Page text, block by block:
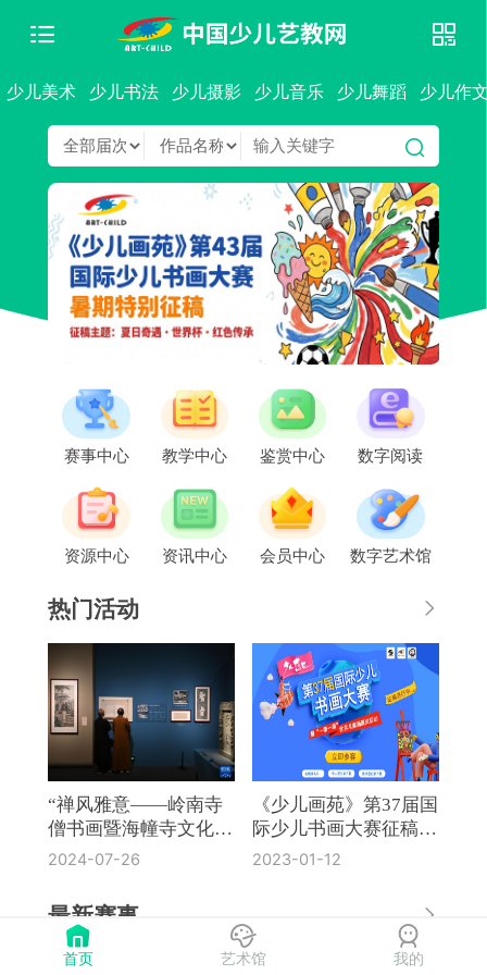
少儿美术 少儿书法 少儿摄影 少儿音乐 少儿舞蹈 少儿作
赛事中心 教学中心 鉴赏中心 数字阅读
资源中心 资讯中心 会员中心 数字艺术馆
热门活动
“禅风雅意——岭南寺
僧书画暨海幢寺文化
展”在国博开幕
2024-07-26
《少儿画苑》第37届国
际少儿书画大赛征稿通
知
2023-01-12
最新赛事
《奔流·小作家》第8届全国中
首页 艺术馆 我的